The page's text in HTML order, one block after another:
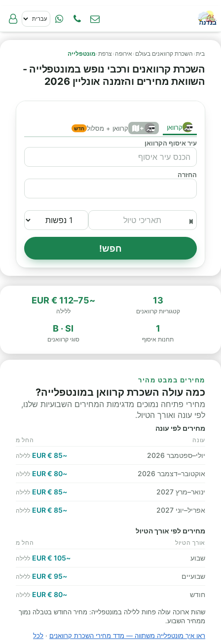
בית› השכרת קרוואנים בעולם › אירופה › צרפת›מונטפלייה
השכרת קרוואנים ורכבי נופש במונטפלייה -
השוואת מחירים והזמנה אונליין 2026
קרוואן + קרוואן + מסלול חדש
עיר איסוף הקרוואן
החזרה
חפש!
13
קטגוריות קרוואנים
~75–112 € EUR
ללילה
1
תחנות איסוף
B · SI
סוגי קרוואנים
מחירים במבט מהיר
כמה עולה השכרת קרוואן במונטפלייה?
מחירי פתיחה נמוכים מדגימות המחירים השבועיות שלנו,
לפי עונה ואורך הטיול.
מחירים לפי עונה
עונה החל מ
יולי–ספטמבר 2026 ~85 € EUR ללילה
אוקטובר–דצמבר 2026 ~80 € EUR ללילה
ינואר–מרץ 2027 ~85 € EUR ללילה
אפריל–יוני 2027 ~85 € EUR ללילה
מחירים לפי אורך הטיול
אורך הטיול החל מ
שבוע ~105 € EUR ללילה
שבועיים ~95 € EUR ללילה
חודש ~80 € EUR ללילה
שהות ארוכה עולה פחות ללילה במונטפלייה: מחיר החודש בטבלה נמוך
ממחיר השבוע.
ראו איך מונטפלייה משתווה — מדד מחירי השכרת קרוואנים · לכל